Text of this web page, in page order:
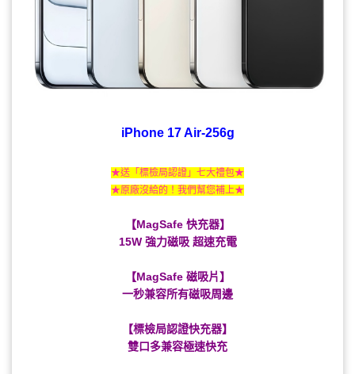
iPhone 17 Air-256g
★送「標檢局認證」七大禮包★
★原廠沒給的！我們幫您補上★
【MagSafe 快充器】
15W 強力磁吸 超速充電
【MagSafe 磁吸片】
一秒兼容所有磁吸周邊
【標檢局認證快充器】
雙口多兼容極速快充